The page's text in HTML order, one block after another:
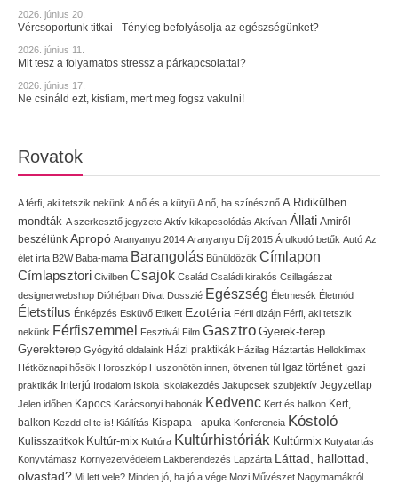
2026. június 20.
Vércsoportunk titkai - Tényleg befolyásolja az egészségünket?
2026. június 11.
Mit tesz a folyamatos stressz a párkapcsolattal?
2026. június 17.
Ne csináld ezt, kisfiam, mert meg fogsz vakulni!
Rovatok
A férfi, aki tetszik nekünk A nő és a kütyü A nő, ha színésznő A Ridikülben
mondták A szerkesztő jegyzete Aktív kikapcsolódás Aktívan Állati Amiről
beszélünk Apropó Aranyanyu 2014 Aranyanyu Díj 2015 Árulkodó betűk Autó Az
élet írta B2W Baba-mama Barangolás Bűnüldözők Címlapon
Címlapsztori Civilben Csajok Család Családi kirakós Csillagászat
designerwebshop Dióhéjban Divat Dosszié Egészség Életmesék Életmód
Életstílus Énképzés Esküvő Etikett Ezotéria Férfi dizájn Férfi, aki tetszik
nekünk Férfiszemmel Fesztivál Film Gasztro Gyerek-terep
Gyerekterep Gyógyító oldalaink Házi praktikák Házilag Háztartás Helloklimax
Hétköznapi hősök Horoszkóp Huszonötön innen, ötvenen túl Igaz történet Igazi
praktikák Interjú Irodalom Iskola Iskolakezdés Jakupcsek szubjektív Jegyzetlap
Jelen időben Kapocs Karácsonyi babonák Kedvenc Kert és balkon Kert,
balkon Kezdd el te is! Kiállítás Kispapa - apuka Konferencia Kóstoló
Kulisszatitkok Kultúr-mix Kultúra Kultúrhistóriák Kultúrmix Kutyatartás
Könyvtámasz Környezetvédelem Lakberendezés Lapzárta Láttad, hallottad,
olvastad? Mi lett vele? Minden jó, ha jó a vége Mozi Művészet Nagymamákról